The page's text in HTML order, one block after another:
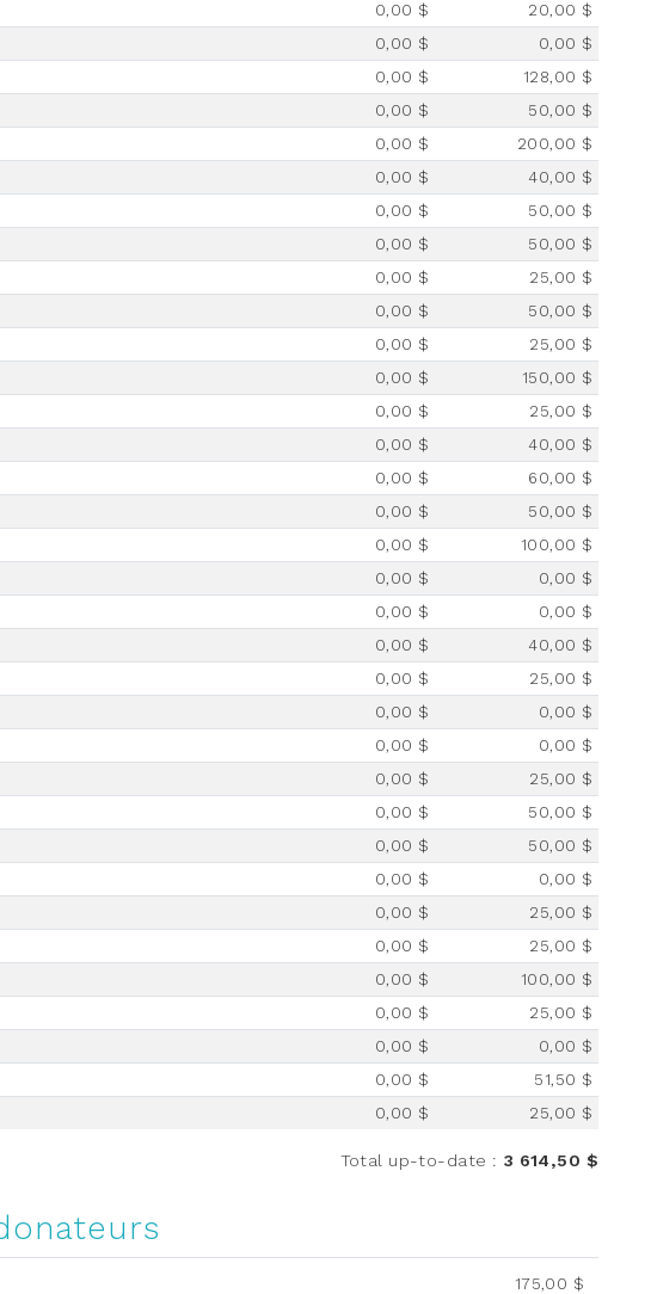
0,00 $
20,00 $
0,00 $
0,00 $
0,00 $
128,00 $
0,00 $
50,00 $
0,00 $
200,00 $
0,00 $
40,00 $
0,00 $
50,00 $
0,00 $
50,00 $
0,00 $
25,00 $
0,00 $
50,00 $
0,00 $
25,00 $
0,00 $
150,00 $
0,00 $
25,00 $
0,00 $
40,00 $
0,00 $
60,00 $
0,00 $
50,00 $
0,00 $
100,00 $
0,00 $
0,00 $
0,00 $
0,00 $
0,00 $
40,00 $
0,00 $
25,00 $
0,00 $
0,00 $
0,00 $
0,00 $
0,00 $
25,00 $
0,00 $
50,00 $
0,00 $
50,00 $
0,00 $
0,00 $
0,00 $
25,00 $
0,00 $
25,00 $
0,00 $
100,00 $
0,00 $
25,00 $
0,00 $
0,00 $
0,00 $
51,50 $
0,00 $ 25,00 $
Total up-to-date : 3 614,50 $
175,00 $